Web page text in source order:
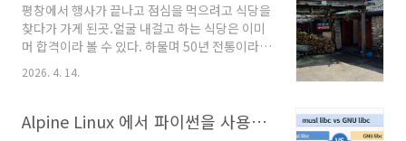
평창에서 행사가 끝나고 점심을 먹으려고 식당을
찾다가 가게 된곳.얼굴 내걸고 하는 식당은 이미
머 합격이라 볼 수 있다. 하물며 50년 전통이라
니..입구 들어서자 마자보이는 어마어마한 블루
리본 과 유명한 강릉 오대쌀그리고 엄청난 크기
백반이고. 불고기를 하나 추가했는데, 보통 황태
나 더덕을 많이 추가하시는 듯 하다.엄청난 가짓
2026. 4. 14.
Alpine Linux 에서 파이썬을 사용하면 안되는 이유